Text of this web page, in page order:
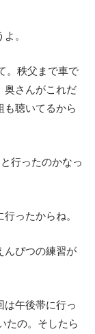
。
。秩父まで車で
奥さんがこれだ
も聴いてるから
行ったのかなっ
ったからね。
んぴつの練習が
午後帯に行っ
たの。そしたら